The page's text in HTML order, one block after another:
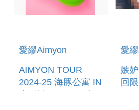
愛繆Aimyon
AIMYON TOUR
2024-25 海豚公寓 IN
愛
嫉
回